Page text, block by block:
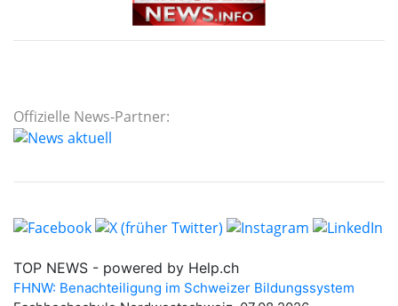
Offizielle News-Partner: